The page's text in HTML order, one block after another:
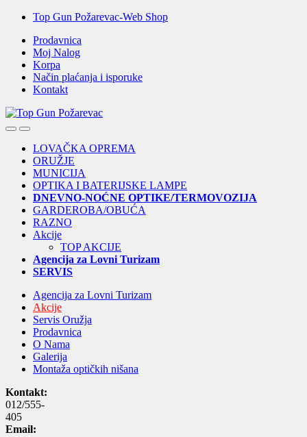
Skip
navigation
Skip
content
Top Gun Požarevac-Web Shop
Prodavnica
Moj Nalog
Korpa
Način plaćanja i isporuke
Kontakt
OpenClose
LOVAČKA OPREMA
ORUŽJE
MUNICIJA
OPTIKA I BATERIJSKE LAMPE
DNEVNO-NOĆNE OPTIKE/TERMOVOZIJA
GARDEROBA/OBUĆA
RAZNO
Akcije
TOP AKCIJE
Agencija za Lovni Turizam
SERVIS
Agencija za Lovni Turizam
Akcije
Servis Oružja
Prodavnica
O Nama
Galerija
Montaža optičkih nišana
Kontakt:
012/555-
405
Email: